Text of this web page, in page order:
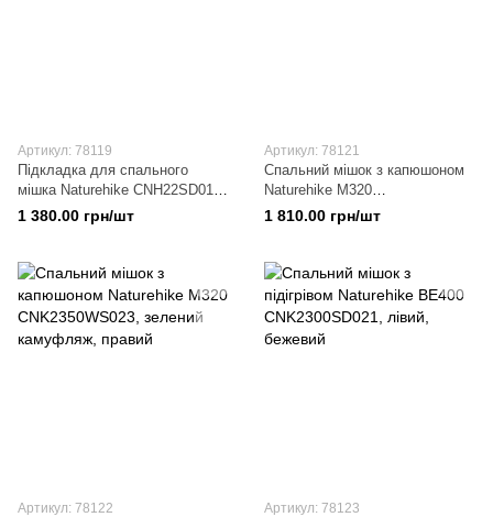
Артикул: 78119
Підкладка для спального
мішка Naturehike CNH22SD016,
нейлон, сіро-блакитна
1 380.00 грн/шт
Артикул: 78121
Спальний мішок з капюшоном
Naturehike M320
CNK2350WS023, зелений
камуфляж, лівий
1 810.00 грн/шт
Артикул: 78122 Артикул: 78123